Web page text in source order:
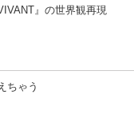
』の世界観再現
ちゃう